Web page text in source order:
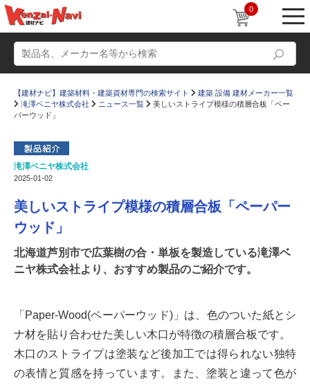
0
動画
かたなび コラム
すまいリング
Q＆A 販売・施工代理店募集
お気に入り
【建材ナビ】建築材料・建築資材専門の検索サイト
建築 設備 建材メーカー一覧
滝澤ベニヤ株式会社
ニュース一覧
美しいストライプ模様の積層合板「ペー
パーウッド」
滝澤ベニヤ株式会社
2025-01-02
美しいストライプ模様の積層合板「ペーパー
ウッド」
北海道芦別市で広葉樹の合・単板を製造している滝澤ベ
ニヤ株式会社より、おすすめ製品のご紹介です。
「Paper-Wood(ペーパーウッド)」は、色のついた紙とシ
ナ材を貼り合わせた美しい木口が特徴の積層合板です。
木口のストライプは塗装など後加工では得られない独特
の表情と質感を持っています。また、塗装と違って色が